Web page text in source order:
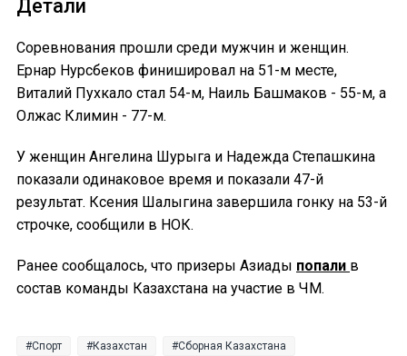
Детали
Соревнования прошли среди мужчин и женщин.
Ернар Нурсбеков финишировал на 51-м месте,
Виталий Пухкало стал 54-м, Наиль Башмаков - 55-м, а
Олжас Климин - 77-м.
У женщин Ангелина Шурыга и Надежда Степашкина
показали одинаковое время и показали 47-й
результат. Ксения Шалыгина завершила гонку на 53-й
строчке, сообщили в НОК.
Ранее сообщалось, что призеры Азиады попали в
состав команды Казахстана на участие в ЧМ.
Спорт Казахстан Сборная Казахстана